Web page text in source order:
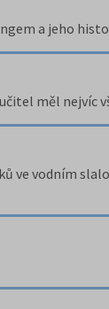
a jeho
měl nejvíc
ve vodním